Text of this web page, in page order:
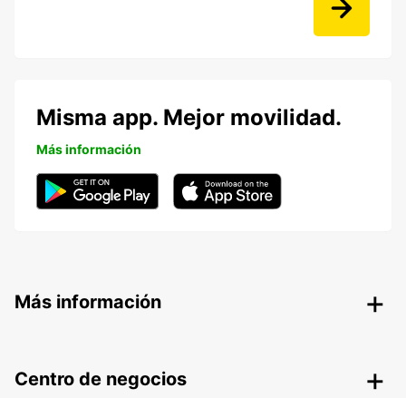
Misma app. Mejor movilidad.
Más información
Más información
Centro de negocios